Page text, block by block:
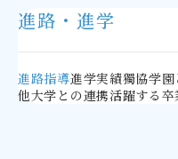
進路・進学
進路指導進学実績獨協学
他大学との連携活躍する卒